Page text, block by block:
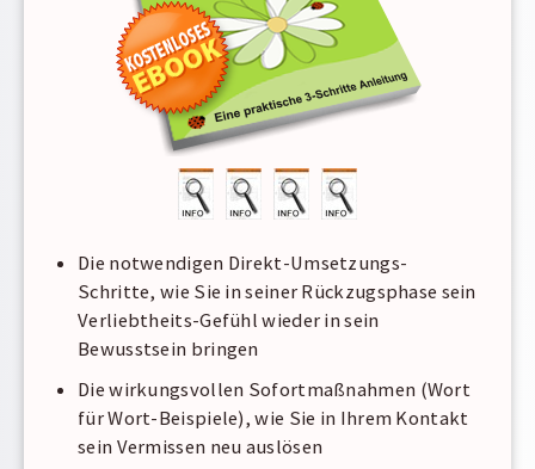
Die notwendigen Direkt-Umsetzungs-
Schritte, wie Sie in seiner Rückzugsphase sein
Verliebtheits-Gefühl wieder in sein
Bewusstsein bringen
Die wirkungsvollen Sofortmaßnahmen (Wort
für Wort-Beispiele), wie Sie in Ihrem Kontakt
sein Vermissen neu auslösen